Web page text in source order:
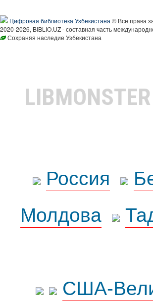
Цифровая библиотека Узбекистана © Все права
2020-2026, BIBLIO.UZ - составная часть
Сохраняя наследие Узбекистана
Россия
Молдова
США-